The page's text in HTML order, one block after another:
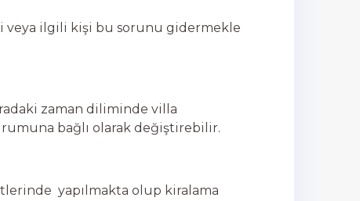
veya ilgili kişi bu sorunu gidermekle
zaman diliminde villa
bağlı olarak değiştirebilir.
yapılmakta olup kiralama